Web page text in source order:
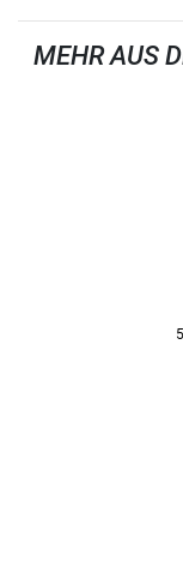
MEHR AUS